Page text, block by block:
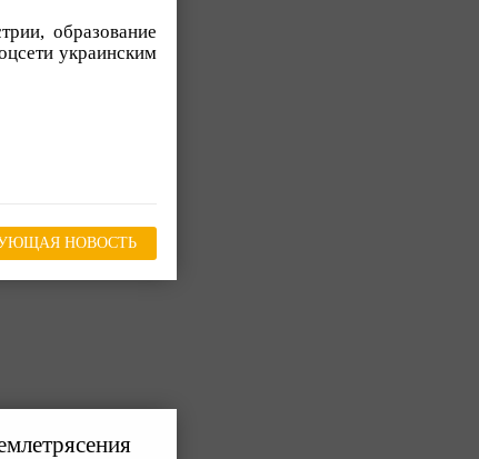
образование
украинским
НОВОСТЬ